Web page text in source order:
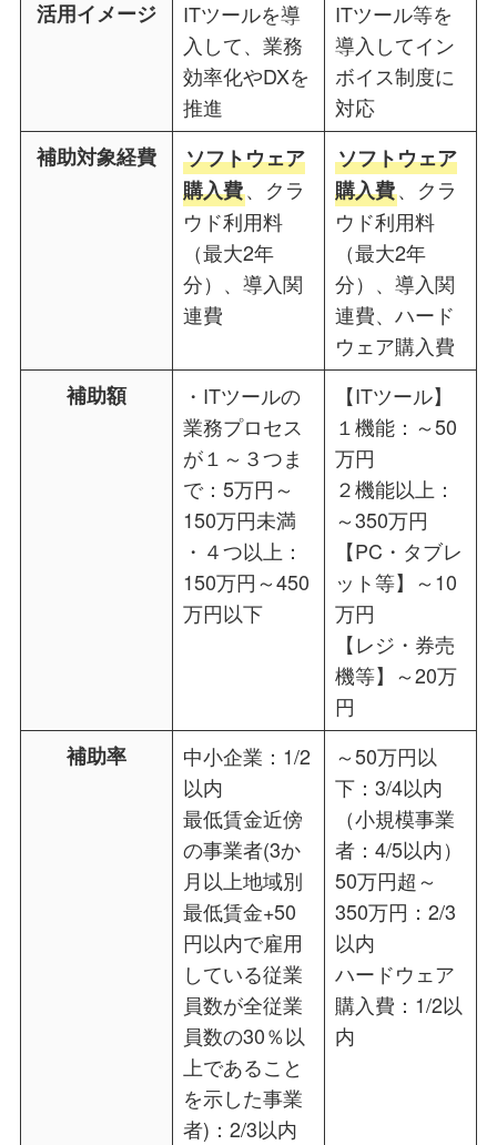
活用イメージ
ITツールを導
入して、業務
効率化やDXを
推進
ITツール等を
導入してイン
ボイス制度に
対応
補助対象経費
ソフトウェア
購入費、クラ
ウド利用料
（最大2年
分）、導入関
連費
ソフトウェア
購入費、クラ
ウド利用料
（最大2年
分）、導入関
連費、ハード
ウェア購入費
補助額
・ITツールの
業務プロセス
が１～３つま
で：5万円～
150万円未満
・４つ以上：
150万円～450
万円以下
【ITツール】
１機能：～50
万円
２機能以上：
～350万円
【PC・タブレ
ット等】～10
万円
【レジ・券売
機等】～20万
円
補助率
中小企業：1/2
以内
最低賃金近傍
の事業者(3か
月以上地域別
最低賃⾦+50
円以内で雇用
している従業
員数が全従業
員数の30％以
上であること
を示した事業
者)：2/3以内
～50万円以
下：3/4以内
（小規模事業
者：4/5以内）
50万円超～
350万円：2/3
以内
ハードウェア
購入費：1/2以
内